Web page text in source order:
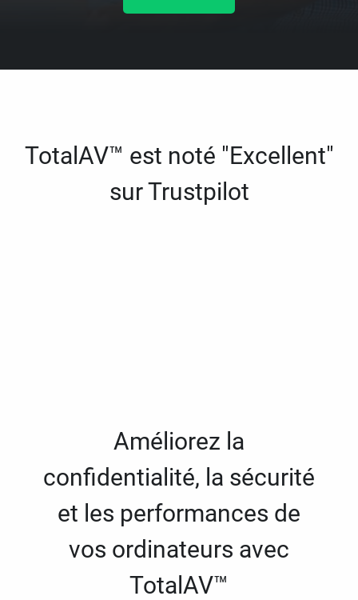
TotalAV™ est noté "Excellent"
sur Trustpilot
Améliorez la
confidentialité, la sécurité
et les performances de
vos ordinateurs avec
TotalAV™